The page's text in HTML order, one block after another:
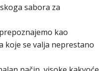
sabora za
kao
koje se valja neprestano